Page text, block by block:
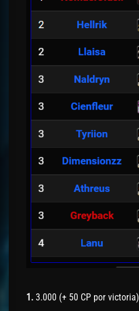
1. 3.000 (+ 50 CP por victoria)